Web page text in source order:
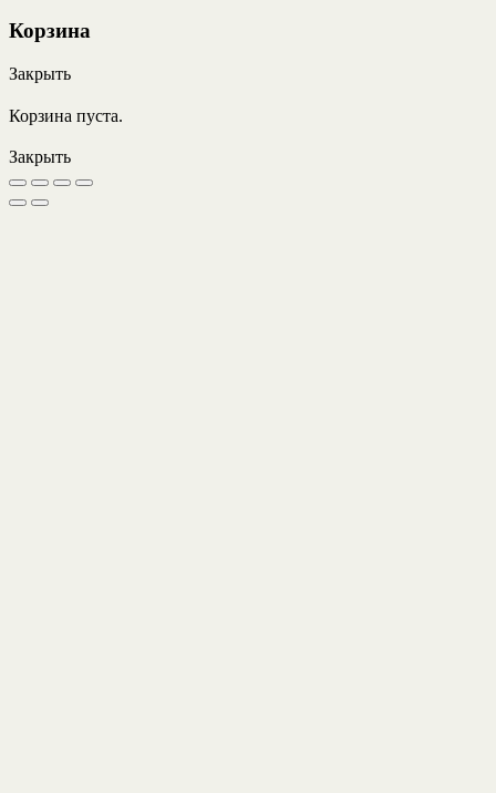
Корзина
Закрыть
Корзина пуста.
Закрыть